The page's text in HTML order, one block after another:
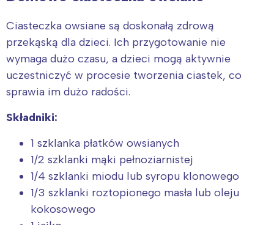
Ciasteczka owsiane są doskonałą zdrową
przekąską dla dzieci. Ich przygotowanie nie
wymaga dużo czasu, a dzieci mogą aktywnie
uczestniczyć w procesie tworzenia ciastek, co
sprawia im dużo radości.
Składniki:
1 szklanka płatków owsianych
1/2 szklanki mąki pełnoziarnistej
1/4 szklanki miodu lub syropu klonowego
1/3 szklanki roztopionego masła lub oleju
kokosowego